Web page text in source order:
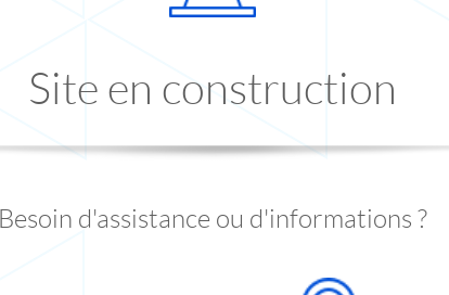
Site en construction
Besoin d'assistance ou d'informations ?